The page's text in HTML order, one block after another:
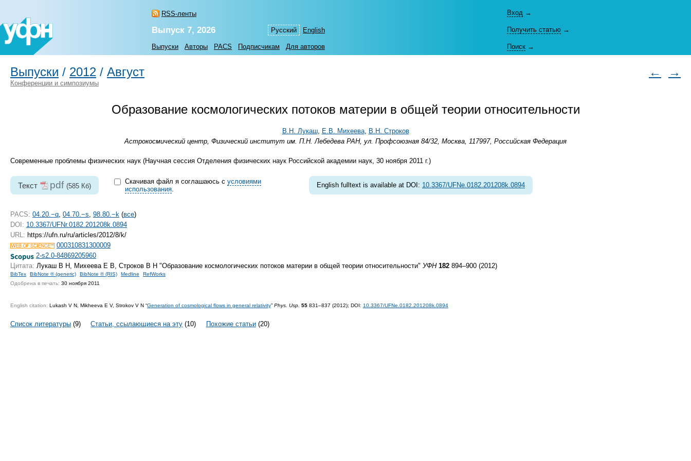
RSS-ленты
Русский English
Вход →
Выпуск 7, 2026 Получить статью →
Выпуски Авторы PACS Подписчикам Для авторов Поиск →
Выпуски / 2012 / Август ← →
Конференции и симпозиумы
Образование космологических потоков материи в общей теории относительности
В.Н. Лукаш, Е.В. Михеева, В.Н. Строков
Астрокосмический центр, Физический институт им. П.Н. Лебедева РАН, ул. Профсоюзная 84/32, Москва, 117997, Российская Федерация
Современные проблемы физических наук (Научная сессия Отделения физических наук Российской академии наук, 30 ноября 2011 г.)
Текст pdf (585 Кб)
Скачивая файл я соглашаюсь с условиями
использования.
English fulltext is available at DOI: 10.3367/UFNe.0182.201208k.0894
PACS: 04.20.−q 04.70.−s 98.80.−k (все)
DOI: 10.3367/UFNr.0182.201208k.0894
URL: https://ufn.ru/ru/articles/2012/8/k/
000310831300009
2-s2.0-84869205960
Цитата: Лукаш В Н, Михеева Е В, Строков В Н "Образование космологических потоков материи в общей теории относительности" УФН 182 894–900 (2012)
BibTex BibNote ® (generic) BibNote ® (RIS) Medline
RefWorks
Одобрена в печать: 30 ноября 2011
English citation: Lukash V N, Mikheeva E V, Strokov V N “Generation of cosmological flows in general relativity” Phys. Usp. 55 831–837 (2012); DOI: 10.3367/UFNe.0182.201208k.0894
Список литературы (9) Статьи, ссылающиеся на эту (10) Похожие статьи(20)